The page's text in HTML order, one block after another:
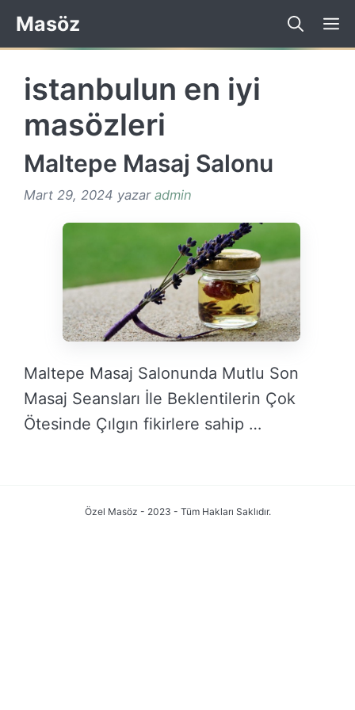
İçeriğe
atla
Masöz
istanbulun en iyi
masözleri
Maltepe Masaj Salonu
Mart 29, 2024 yazar admin
Maltepe Masaj Salonunda Mutlu Son
Masaj Seansları İle Beklentilerin Çok
Ötesinde Çılgın fikirlere sahip …
Özel Masöz - 2023 - Tüm Hakları Saklıdır.